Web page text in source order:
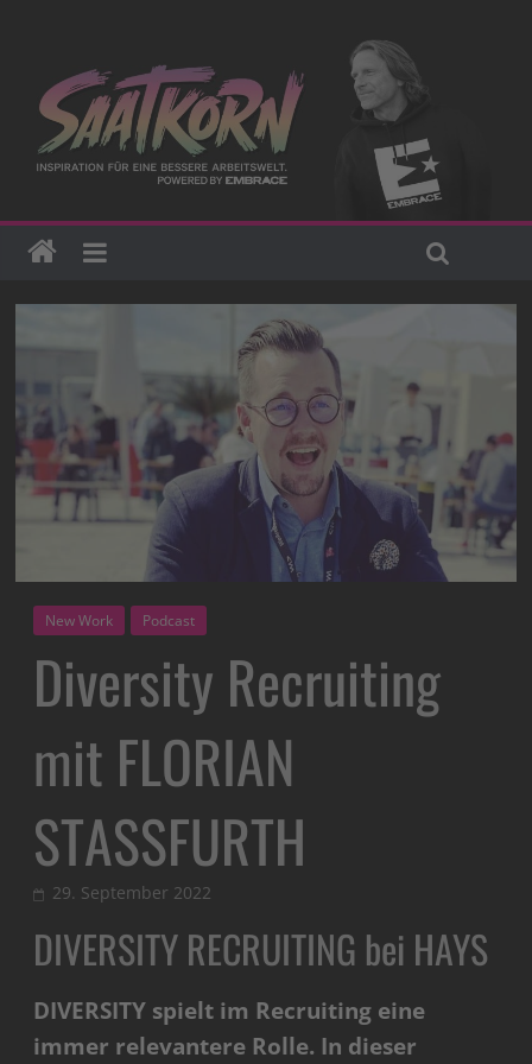
New Work Podcast
Diversity Recruiting
mit FLORIAN
STASSFURTH
29. September 2022
DIVERSITY RECRUITING bei HAYS
DIVERSITY spielt im Recruiting eine
immer relevantere Rolle. In dieser